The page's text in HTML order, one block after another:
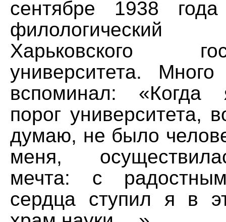
сентябре 1938
Харьковского
университета.
вспоминал: «Когда
порог университета,
думаю, не было
меня,
мечта: с
сердца ступил я в